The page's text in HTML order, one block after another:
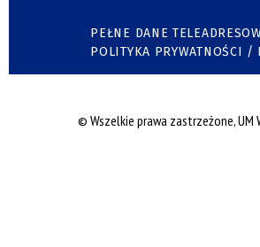
PEŁNE DANE
POLITYKA PRYWATNOŚCI /
© Wszelkie prawa zastrzeżone, UM